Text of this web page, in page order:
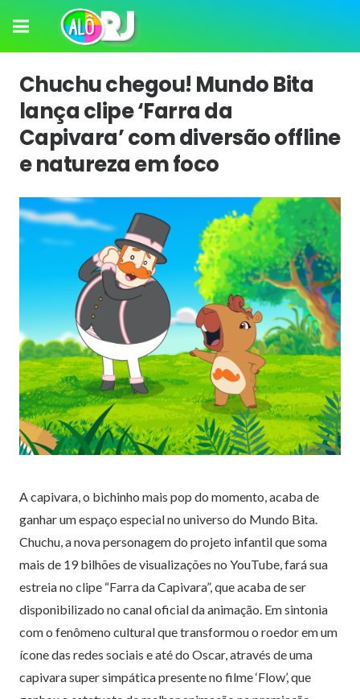
Chuchu chegou! Mundo Bita
lança clipe ‘Farra da
Capivara’ com diversão offline
e natureza em foco
A capivara, o bichinho mais pop do momento, acaba de
ganhar um espaço especial no universo do Mundo Bita.
Chuchu, a nova personagem do projeto infantil que soma
mais de 19 bilhões de visualizações no YouTube, fará sua
estreia no clipe “Farra da Capivara”, que acaba de ser
disponibilizado no canal oficial da animação. Em sintonia
com o fenômeno cultural que transformou o roedor em um
ícone das redes sociais e até do Oscar, através de uma
capivara super simpática presente no filme ‘Flow’, que